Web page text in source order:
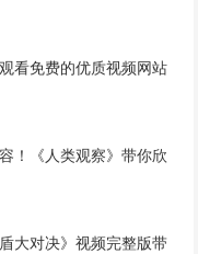
看免费的优质视频网站
！《人类观察》带你欣
大对决》视频完整版带